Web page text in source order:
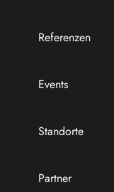
Referenzen
Events
Standorte
Partner